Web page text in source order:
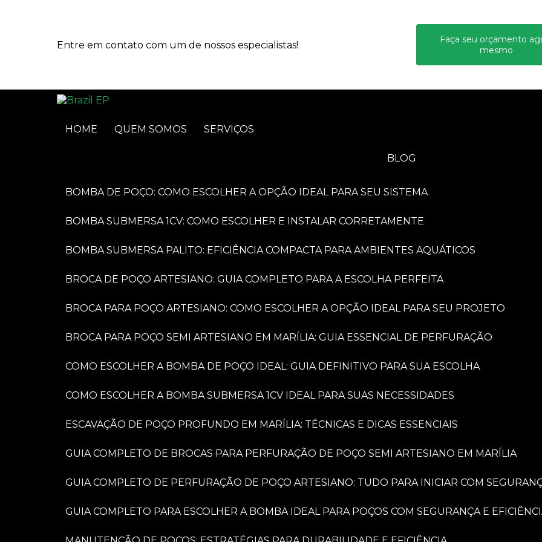
Entre em contato com um de nossos especialistas!
Faça seu orçamento
mesmo
HOME QUEM SOMOS SERVIÇOS
BLOG
BOMBA DE POÇO: COMO ESCOLHER A OPÇÃO IDEAL PARA SEU SISTEMA
BOMBA SUBMERSA 1CV: COMO ESCOLHER E INSTALAR CORRETAMENTE
BOMBA SUBMERSA PALITO: EFICIÊNCIA COMPACTA PARA AMBIENTES AQUÁTICOS
BROCA DE POÇO ARTESIANO: GUIA COMPLETO PARA A ESCOLHA PERFEITA
BROCA PARA POÇO ARTESIANO: COMO ESCOLHER A OPÇÃO IDEAL PARA SEU PROJETO
BROCA PARA POÇO SEMI ARTESIANO EM MARÍLIA: GUIA ESSENCIAL DE PERFURAÇÃO
COMO ESCOLHER A BOMBA DE POÇO IDEAL: GUIA DEFINITIVO PARA SUA ESCOLHA
COMO ESCOLHER A BOMBA SUBMERSA 1CV IDEAL PARA SUAS NECESSIDADES
ESCAVAÇÃO DE POÇO PROFUNDO EM MARÍLIA: TÉCNICAS E DICAS ESSENCIAIS
GUIA COMPLETO DE BROCAS PARA PERFURAÇÃO DE POÇO SEMI ARTESIANO EM MARÍLIA
GUIA COMPLETO DE PERFURAÇÃO DE POÇO ARTESIANO: TUDO PARA INICIAR COM
GUIA COMPLETO PARA ESCOLHER A BOMBA IDEAL PARA POÇOS COM SEGURANÇA E